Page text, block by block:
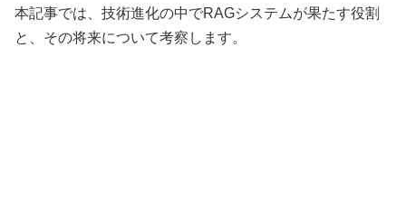
本記事では、技術進化の中でRAGシステムが果たす役割
と、その将来について考察します。